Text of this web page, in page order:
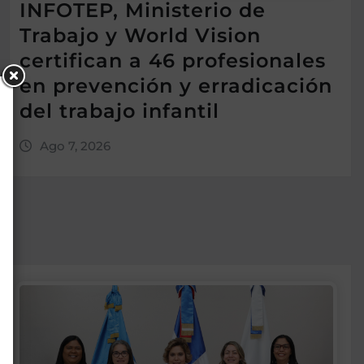
INFOTEP, Ministerio de
Trabajo y World Vision
certifican a 46 profesionales
en prevención y erradicación
del trabajo infantil
Ago 7, 2026